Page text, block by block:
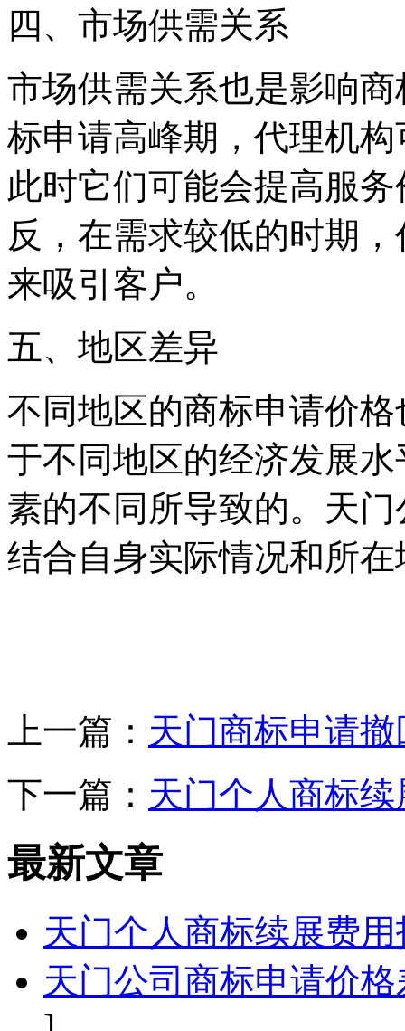
四、市场供需关系
市场供需关系也是影响
标申请高峰期，代理机
此时它们可能会提高服
反，在需求较低的时期
来吸引客户。
五、地区差异
不同地区的商标申请价
于不同地区的经济发展
素的不同所导致的。天
结合自身实际情况和所
上一篇： 天门商标申请
下一篇： 天门个人商标
最新文章
天门个人商标续展费
天门公司商标申请价